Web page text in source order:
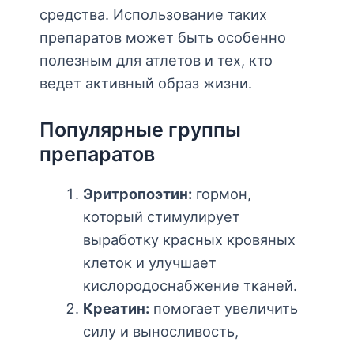
средства. Использование таких
препаратов может быть особенно
полезным для атлетов и тех, кто
ведет активный образ жизни.
Популярные группы
препаратов
Эритропоэтин:гормон,
который стимулирует
выработку красных кровяных
клеток и улучшает
кислородоснабжение тканей.
Креатин:помогает увеличить
силу и выносливость,